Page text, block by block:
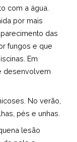
com a água.
por mais
das
fungos e que
Em
desenvolvem
No verão,
pés e unhas.
lesão